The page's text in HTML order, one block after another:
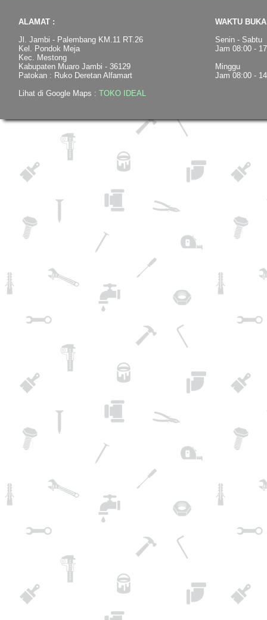
ALAMAT :
Jl. Jambi - Palembang KM.11 RT.26
Kel. Pondok Meja
Kec. Mestong
Kabupaten Muaro Jambi - 36129
Patokan : Ruko Deretan Alfamart
Lihat di Google Maps : TOKO IDEAL
WAKTU
Senin - Sabtu
Jam 08:00 -
Minggu
Jam 08:00 -